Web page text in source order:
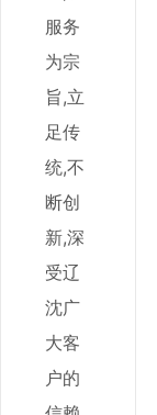
服务
为宗
旨,立
足传
统,不
断创
新,深
受辽
沈广
大客
户的